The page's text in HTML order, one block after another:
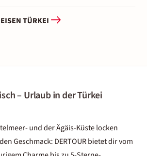
TÜRKEI
– Urlaub in der Türkei
und der Ägäis-Küste locken
Geschmack: DERTOUR bietet dir vom